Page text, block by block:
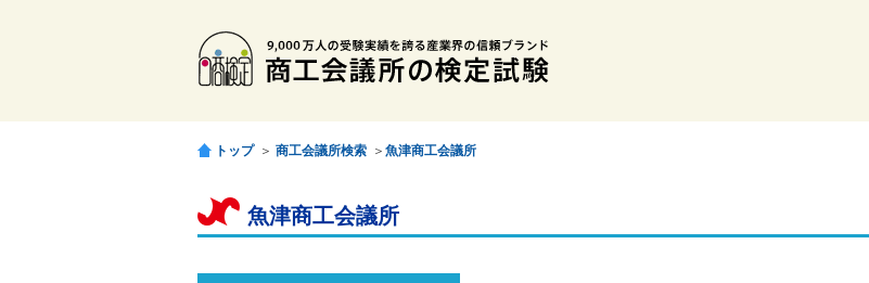
トップ ＞ 商工会議所検索 ＞ 魚津商工会議所
魚津商工会議所